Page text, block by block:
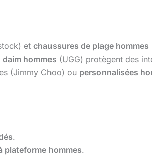
et chaussures de plage hommes
hommes (UGG) protègent des
(Jimmy Choo) ou personnalisées
.
plateforme hommes.